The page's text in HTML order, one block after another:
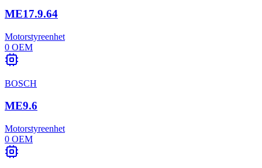
ME17.9.64
Motorstyreenhet
0 OEM
BOSCH
ME9.6
Motorstyreenhet
0 OEM